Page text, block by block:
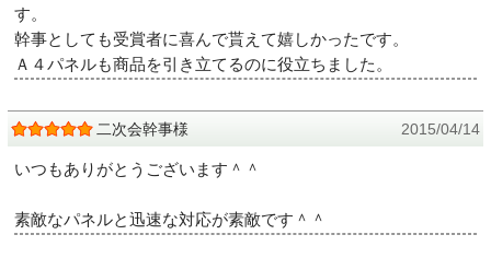
す。
幹事としても受賞者に喜んで貰えて嬉しかったです。
Ａ４パネルも商品を引き立てるのに役立ちました。
二次会幹事様 2015/04/14
いつもありがとうございます＾＾
素敵なパネルと迅速な対応が素敵です＾＾